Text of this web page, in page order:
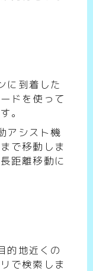
に到着した
ドを使って
。
アシスト機
で移動しま
距離移動に
的地近くの
で検索しま